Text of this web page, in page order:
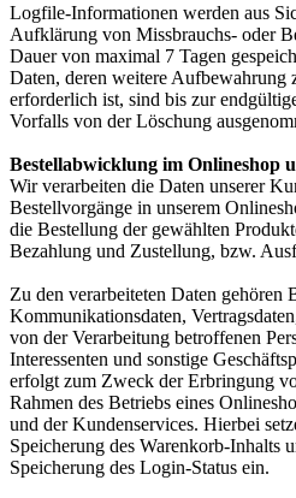
Logfile-Informationen werden aus
Aufklärung von Missbrauchs- oder
Dauer von maximal 7 Tagen
Daten, deren weitere Aufbewahrung
erforderlich ist, sind bis zur
Vorfalls von der Löschung
Bestellabwicklung im Onlineshop
Wir verarbeiten die Daten unserer
Bestellvorgänge in unserem
die Bestellung der gewählten
Bezahlung und Zustellung, bzw.
Zu den verarbeiteten Daten gehören
Kommunikationsdaten,
von der Verarbeitung betroffenen
Interessenten und sonstige
erfolgt zum Zweck der Erbringung
Rahmen des Betriebs eines
und der Kundenservices. Hierbei
Speicherung des Warenkorb-Inhalts
Speicherung des Login-Status ein.